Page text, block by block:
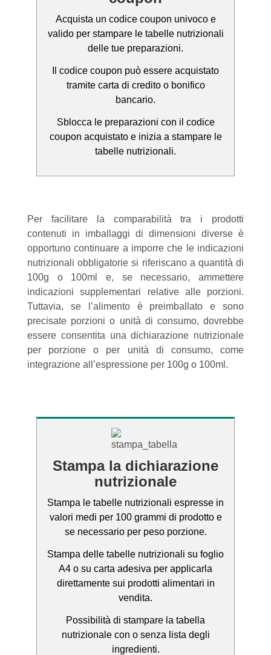
Acquista un codice coupon univoco e
valido per stampare le tabelle nutrizionali
delle tue preparazioni.
Il codice coupon può essere acquistato
tramite carta di credito o bonifico
bancario.
Sblocca le preparazioni con il codice
coupon acquistato e inizia a stampare le
tabelle nutrizionali.
Per facilitare la comparabilità tra i prodotti
contenuti in imballaggi di dimensioni diverse è
opportuno continuare a imporre che le indicazioni
nutrizionali obbligatorie si riferiscano a quantità di
100g o 100ml e, se necessario, ammettere
indicazioni supplementari relative alle porzioni.
Tuttavia, se l’alimento è preimballato e sono
precisate porzioni o unità di consumo, dovrebbe
essere consentita una dichiarazione nutrizionale
per porzione o per unità di consumo, come
integrazione all’espressione per 100g o 100ml.
Stampa la dichiarazione
nutrizionale
Stampa le tabelle nutrizionali espresse in
valori medi per 100 grammi di prodotto e
se necessario per peso porzione.
Stampa delle tabelle nutrizionali su foglio
A4 o su carta adesiva per applicarla
direttamente sui prodotti alimentari in
vendita.
Possibilità di stampare la tabella
nutrizionale con o senza lista degli
ingredienti.